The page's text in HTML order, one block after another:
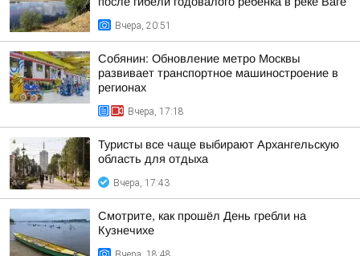
Вчера, 20:51
Собянин: Обновление метро Москвы
развивает транспортное машиностроение в
регионах
Вчера, 17:18
Туристы все чаще выбирают Архангельскую
область для отдыха
Вчера, 17:43
Смотрите, как прошёл День гребли на
Кузнечихе